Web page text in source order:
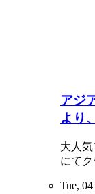
アジ
より
大人
にてク
Tue,